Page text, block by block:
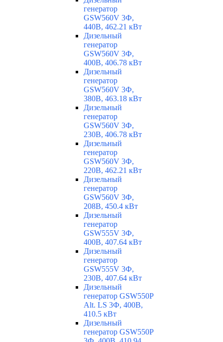
генератор
GSW560V 3Ф,
440В, 462.21 кВт
Дизельный
генератор
GSW560V 3Ф,
400В, 406.78 кВт
Дизельный
генератор
GSW560V 3Ф,
380В, 463.18 кВт
Дизельный
генератор
GSW560V 3Ф,
230В, 406.78 кВт
Дизельный
генератор
GSW560V 3Ф,
220В, 462.21 кВт
Дизельный
генератор
GSW560V 3Ф,
208В, 450.4 кВт
Дизельный
генератор
GSW555V 3Ф,
400В, 407.64 кВт
Дизельный
генератор
GSW555V 3Ф,
230В, 407.64 кВт
Дизельный
генератор GSW550P
Alt. LS 3Ф, 400В,
410.5 кВт
Дизельный
генератор GSW550P